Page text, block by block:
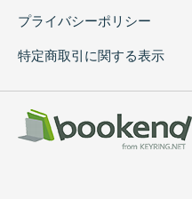
プライバシーポリシー
特定商取引に関する表示